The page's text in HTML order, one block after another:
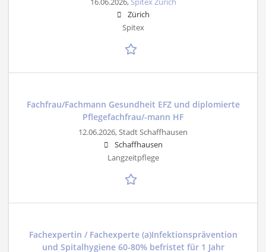
Zürich
Spitex
Fachfrau/Fachmann Gesundheit EFZ und diplomierte
Pflegefachfrau/-mann HF
12.06.2026,Stadt Schaffhausen
Schaffhausen
Langzeitpflege
Fachexpertin / Fachexperte (a)Infektionsprävention
und Spitalhygiene 60-80% befristet für 1 Jahr